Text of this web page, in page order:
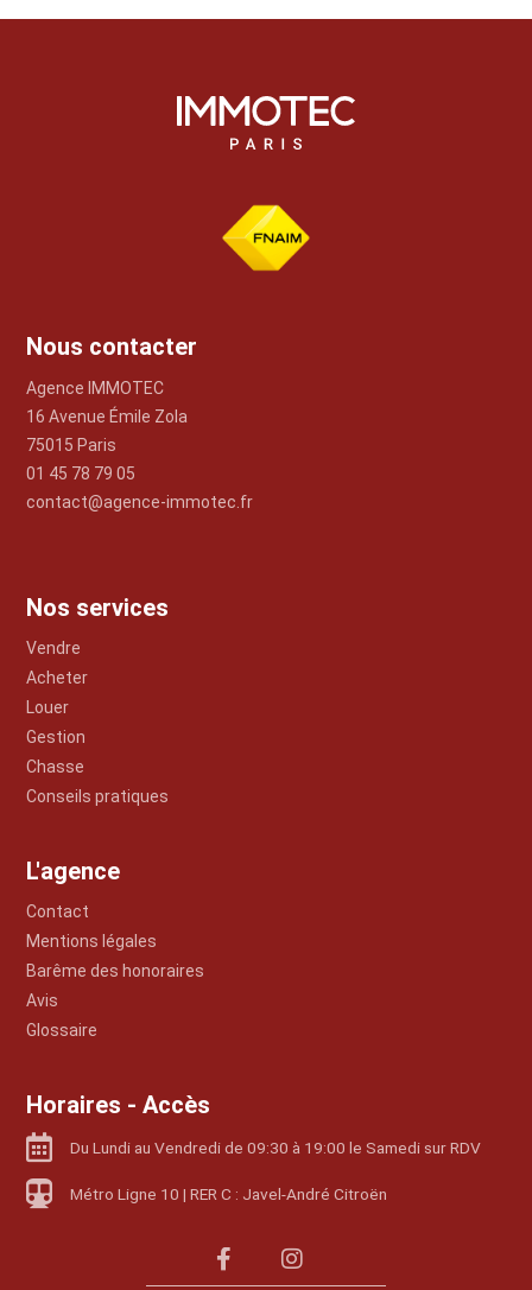
Nous contacter
Agence IMMOTEC
16 Avenue Émile Zola
75015 Paris
01 45 78 79 05
contact@agence-immotec.fr
Nos services
Vendre
Acheter
Louer
Gestion
Chasse
Conseils pratiques
L'agence
Contact
Mentions légales
Barême des honoraires
Avis
Glossaire
Horaires - Accès
Du Lundi au Vendredi de 09:30 à 19:00 le Samedi sur RDV
Métro Ligne 10 | RER C : Javel-André Citroën